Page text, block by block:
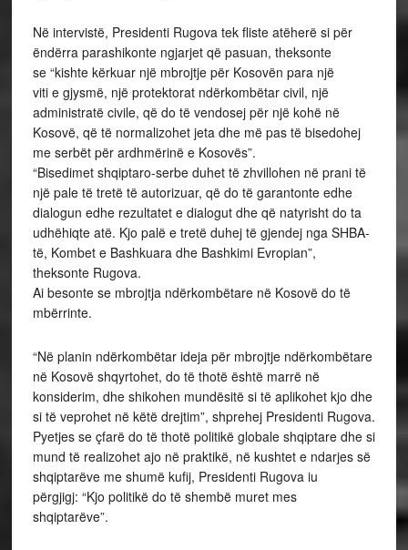
Në intervistë, Presidenti Rugova tek fliste atëherë si për
ëndërra parashikonte ngjarjet që pasuan, theksonte
se “kishte kërkuar një mbrojtje për Kosovën para një
viti e gjysmë, një protektorat ndërkombëtar civil, një
administratë civile, që do të vendosej për një kohë në
Kosovë, që të normalizohet jeta dhe më pas të bisedohej
me serbët për ardhmërinë e Kosovës”.
“Bisedimet shqiptaro-serbe duhet të zhvillohen në prani të
një pale të tretë të autorizuar, që do të garantonte edhe
dialogun edhe rezultatet e dialogut dhe që natyrisht do ta
udhëhiqte atë. Kjo palë e tretë duhej të gjendej nga SHBA-
të, Kombet e Bashkuara dhe Bashkimi Evropian”,
theksonte Rugova.
Ai besonte se mbrojtja ndërkombëtare në Kosovë do të
mbërrinte.
“Në planin ndërkombëtar ideja për mbrojtje ndërkombëtare
në Kosovë shqyrtohet, do të thotë është marrë në
konsiderim, dhe shikohen mundësitë si të aplikohet kjo dhe
si të veprohet në këtë drejtim”, shprehej Presidenti Rugova.
Pyetjes se çfarë do të thotë politikë globale shqiptare dhe si
mund të realizohet ajo në praktikë, në kushtet e ndarjes së
shqiptarëve me shumë kufij, Presidenti Rugova iu
përgjigj: “Kjo politikë do të shembë muret mes
shqiptarëve”.